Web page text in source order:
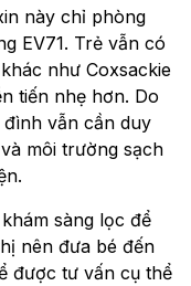
này chỉ phòng
EV71. Trẻ vẫn có
như Coxsackie
tiến nhẹ hơn. Do
vẫn cần duy
môi trường sạch
sàng lọc để
nên đưa bé đến
được tư vấn cụ thể